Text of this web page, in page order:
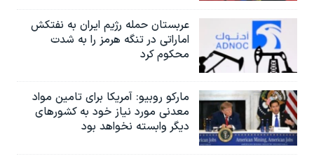
عربستان حمله رژیم ایران به نفتکش
اماراتی در تنگه هرمز را به‌ شدت
محکوم کرد
مارکو روبیو: آمریکا برای تامین مواد
معدنی مورد نیاز خود به کشورهای
دیگر وابسته نخواهد بود